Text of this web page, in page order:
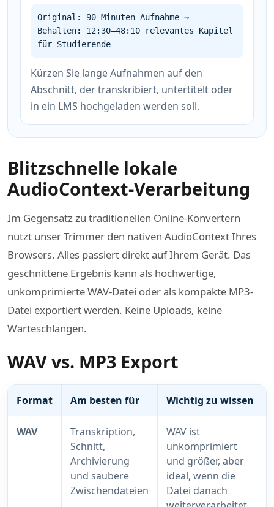
Original: 90-Minuten-Aufnahme →
Behalten: 12:30–48:10 relevantes Kapitel
für Studierende
Kürzen Sie lange Aufnahmen auf den
Abschnitt, der transkribiert, untertitelt oder
in ein LMS hochgeladen werden soll.
Blitzschnelle lokale
AudioContext-Verarbeitung
Im Gegensatz zu traditionellen Online-Konvertern
nutzt unser Trimmer den nativen AudioContext Ihres
Browsers. Alles passiert direkt auf Ihrem Gerät. Das
geschnittene Ergebnis kann als hochwertige,
unkomprimierte WAV-Datei oder als kompakte MP3-
Datei exportiert werden. Keine Uploads, keine
Warteschlangen.
WAV vs. MP3 Export
Format Am besten für Wichtig zu wissen
WAV
Transkription,
Schnitt,
Archivierung
und saubere
Zwischendateien
WAV ist
unkomprimiert
und größer, aber
ideal, wenn die
Datei danach